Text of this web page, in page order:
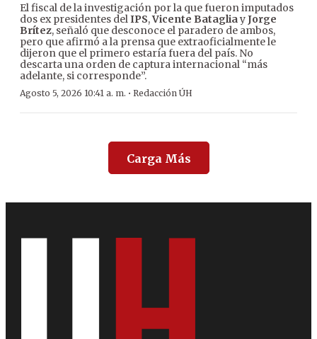
El fiscal de la investigación por la que fueron imputados
dos ex presidentes delIPS,Vicente BatagliayJorge
Brítez, señaló que desconoce el paradero de ambos,
pero que afirmó a la prensa que extraoficialmente le
dijeron que el primero estaría fuera del país. No
descarta una orden de captura internacional “más
adelante, si corresponde”.
Agosto 5, 2026 10:41 a. m. · Redacción ÚH
Carga Más